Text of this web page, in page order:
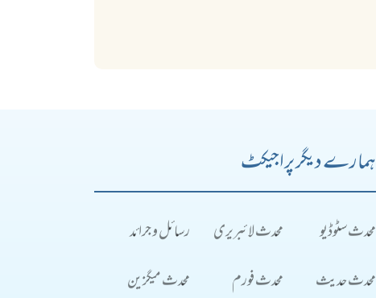
ہمارے دیگر پراجیکٹ
محدث سٹوڈیو محدث لائبریری
رسائل و جرائد
محدث حدیث
محدث فورم محدث میگزین